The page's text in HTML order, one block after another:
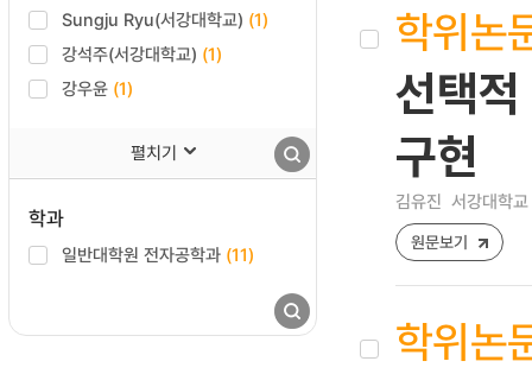
Sungju Ryu(서강대학교) (1)
강석주(서강대학교) (1)
강우윤 (1)
펼치기
학과
일반대학원 전자공학과 (11)
학위논
선택
구현
김유진 서강대학
원문보기
학위논